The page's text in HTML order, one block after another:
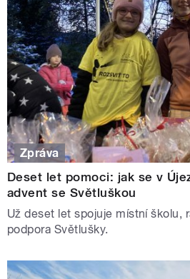
Zpráva
Deset let pomoci: jak se v
advent se Světluškou
Už deset let spojuje místní školu,
podpora Světlušky.